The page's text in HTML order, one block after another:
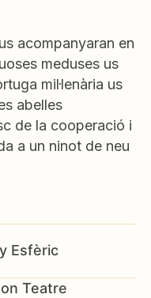
acompanyaran en
meduses us
mil·lenària us
abelles
de la cooperació i
a un ninot de neu
Esfèric
Teatre